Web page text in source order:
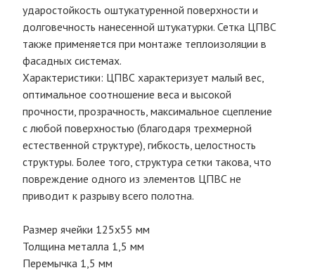
ударостойкость оштукатуренной поверхности и
долговечность нанесенной штукатурки. Сетка ЦПВС
также применяется при монтаже теплоизоляции в
фасадных системах.
Характеристики: ЦПВС характеризует малый вес,
оптимальное соотношение веса и высокой
прочности, прозрачность, максимальное сцепление
с любой поверхностью (благодаря трехмерной
естественной структуре), гибкость, целостность
структуры. Более того, структура сетки такова, что
повреждение одного из элементов ЦПВС не
приводит к разрыву всего полотна.
Размер ячейки 125х55 мм
Толщина металла 1,5 мм
Перемычка 1,5 мм